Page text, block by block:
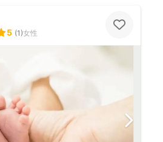
5 (1)女性